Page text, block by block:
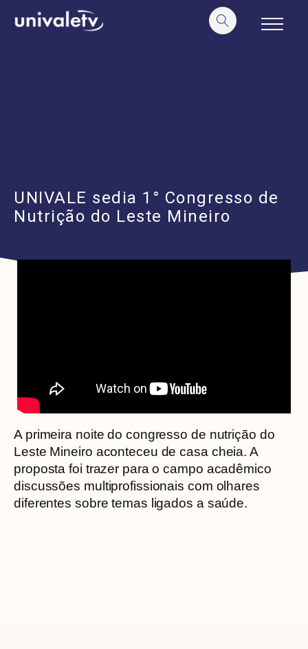
conteúdo
UNIVALE sedia 1° Congresso de
Nutrição do Leste Mineiro
A primeira noite do congresso de nutrição do
Leste Mineiro aconteceu de casa cheia. A
proposta foi trazer para o campo acadêmico
discussões multiprofissionais com olhares
diferentes sobre temas ligados a saúde.